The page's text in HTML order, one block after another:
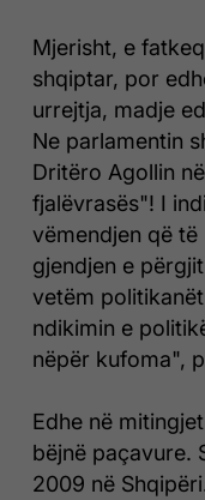
Mjerisht, e
shqiptar, por
urrejtja, madje
Ne parlamentin
Dritëro Agollin
fjalëvrasës"! I
vëmendjen që
gjendjen e
vetëm
ndikimin e
nëpër kufoma",
Edhe në
bëjnë paçavure.
2009 në